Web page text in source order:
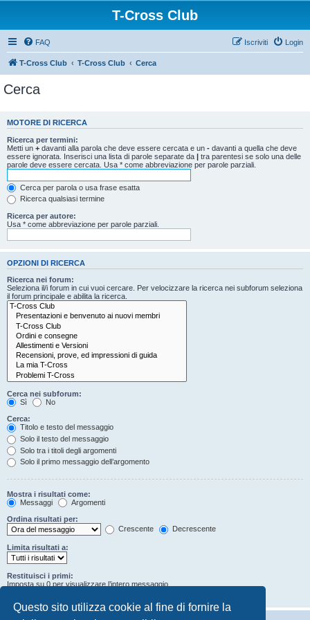
Questo sito utilizza cookie al fine di fornire la
T-Cross Club
FAQ Login
Iscriviti
T-Cross Club T-Cross Club Cerca
Cerca
MOTORE DI RICERCA
Ricerca per termini:
Metti un + davanti alla parola che deve essere cercata e un - davanti a quella che deve
essere ignorata. Inserisci una lista di parole separate da | tra parentesi se solo una delle
parole deve essere cercata. Usa * come abbreviazione per parole parziali.
Cerca per parola o usa frase esatta
Ricerca qualsiasi termine
Ricerca per autore:
Usa * come abbreviazione per parole parziali.
OPZIONI DI RICERCA
Ricerca nei forum:
Seleziona il/i forum in cui vuoi cercare. Per velocizzare la ricerca nei subforum seleziona
il forum principale e abilita la ricerca.
Cerca nei subforum:
Sì
No
Cerca:
Titolo e testo del messaggio
Solo il testo del messaggio
Solo tra i titoli degli argomenti
Solo il primo messaggio dell’argomento
Mostra i risultati come:
Messaggi
Argomenti
Ordina risultati per:
Crescente
Decrescente
Limita risultati a:
Restituisci i primi:
Imposta su 0 per visualizzare l’intero messaggio.